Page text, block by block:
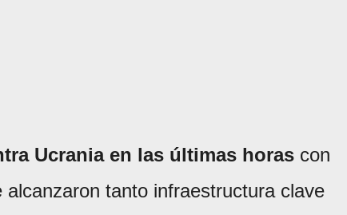
Ucrania en las últimas horas con
tanto infraestructura clave